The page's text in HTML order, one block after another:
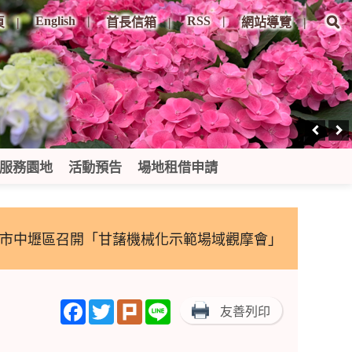
English 首長信箱 RSS 網站導覽
務園地 活動預告 場地租借申請
中壢區召開「甘藷機械化示範場域觀摩會」
Facebook
TwitterPlurk Line 友善列印